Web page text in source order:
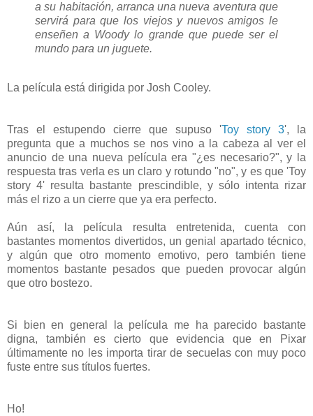
a su habitación, arranca una nueva aventura que
servirá para que los viejos y nuevos amigos le
enseñen a Woody lo grande que puede ser el
mundo para un juguete.
La película está dirigida por Josh Cooley.
Tras el estupendo cierre que supuso 'Toy story 3', la
pregunta que a muchos se nos vino a la cabeza al ver el
anuncio de una nueva película era "¿es necesario?", y la
respuesta tras verla es un claro y rotundo "no", y es que 'Toy
story 4' resulta bastante prescindible, y sólo intenta rizar
más el rizo a un cierre que ya era perfecto.
Aún así, la película resulta entretenida, cuenta con
bastantes momentos divertidos, un genial apartado técnico,
y algún que otro momento emotivo, pero también tiene
momentos bastante pesados que pueden provocar algún
que otro bostezo.
Si bien en general la película me ha parecido bastante
digna, también es cierto que evidencia que en Pixar
últimamente no les importa tirar de secuelas con muy poco
fuste entre sus títulos fuertes.
Ho!